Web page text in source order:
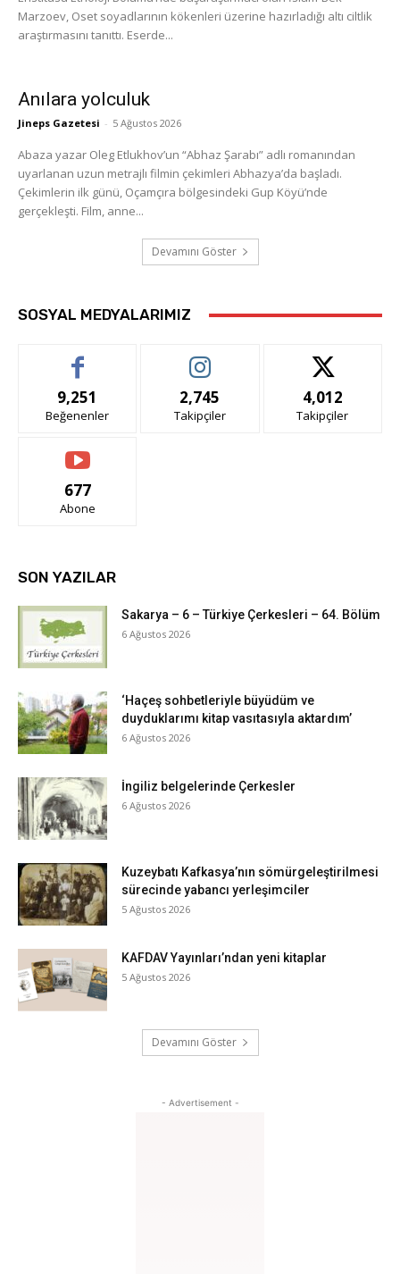
Marzoev, Oset soyadlarının kökenleri üzerine hazırladığı altı ciltlik
araştırmasını tanıttı. Eserde...
Anılara yolculuk
Jineps Gazetesi - 5 Ağustos 2026
Abaza yazar Oleg Etlukhov’un “Abhaz Şarabı” adlı romanından
uyarlanan uzun metrajlı filmin çekimleri Abhazya’da başladı.
Çekimlerin ilk günü, Oçamçıra bölgesindeki Gup Köyü’nde
gerçekleşti. Film, anne...
Devamını Göster
SOSYAL MEDYALARIMIZ
9,251
Beğenenler
2,745
Takipçiler
4,012
Takipçiler
677
Abone
SON YAZILAR
Sakarya – 6 – Türkiye Çerkesleri – 64. Bölüm
6 Ağustos 2026
‘Haçeş sohbetleriyle büyüdüm ve
duyduklarımı kitap vasıtasıyla aktardım’
6 Ağustos 2026
İngiliz belgelerinde Çerkesler
6 Ağustos 2026
Kuzeybatı Kafkasya’nın sömürgeleştirilmesi
sürecinde yabancı yerleşimciler
5 Ağustos 2026
KAFDAV Yayınları’ndan yeni kitaplar
5 Ağustos 2026
Devamını Göster
- Advertisement -